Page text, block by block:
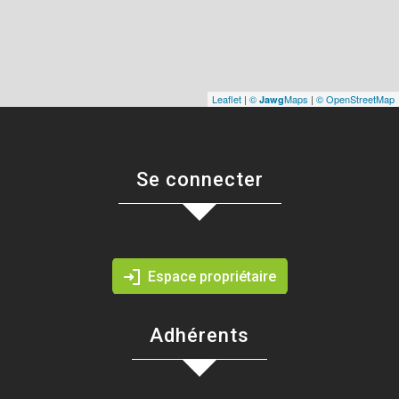
Leaflet | © JawgMaps | © OpenStreetMap
Se connecter
Espace propriétaire
Adhérents